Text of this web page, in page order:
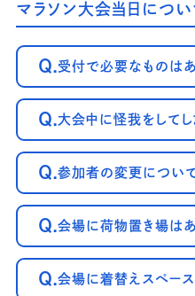
マラソン大会当日につい
Q.受付で必要なものはあ
Q.大会中に怪我をしてし
Q.参加者の変更につい
Q.会場に荷物置き場はあ
Q.会場に着替えスペース